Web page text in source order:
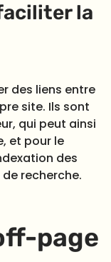
la
des liens entre
site. Ils sont
qui peut ainsi
et pour le
des
recherche.
page